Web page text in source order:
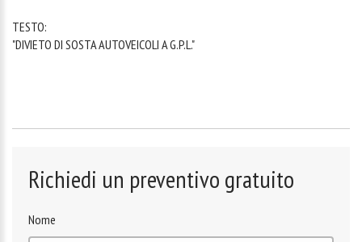
TESTO:
"DIVIETO DI SOSTA AUTOVEICOLI A G.P.L."
Richiedi un preventivo gratuito
Nome